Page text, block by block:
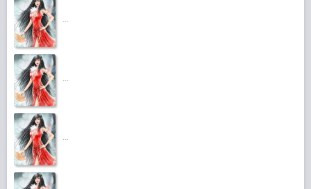
...
...
...